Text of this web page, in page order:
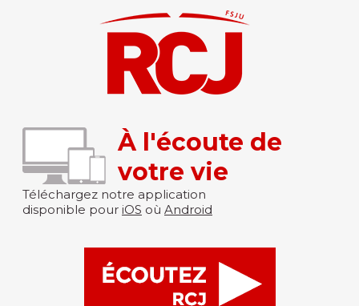
À l'écoute de
votre vie
Téléchargez notre application
disponible pour iOS où Android